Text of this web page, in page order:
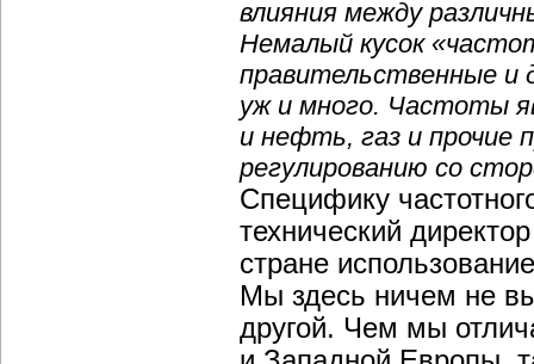
влияния между
Немалый кусок
правительственные и
уж и много. Частоты
и нефть, газ и
регулированию со
Специфику
технический
стране
Мы здесь ничем не
другой. Чем мы